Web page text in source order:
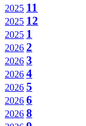
2025 11
2025 12
2025 1
2026 2
2026 3
2026 4
2026 5
2026 6
2026 8